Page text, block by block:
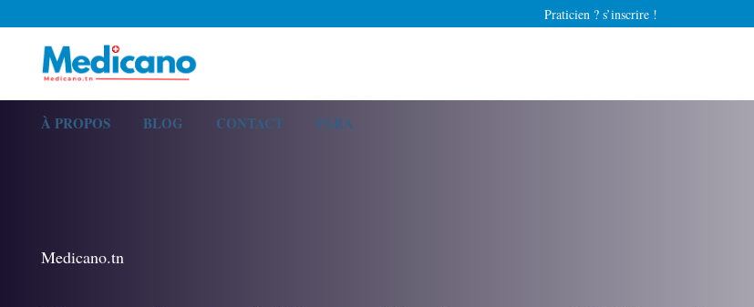
Praticien ? s’inscrire !
À PROPOS BLOG CONTACT PARA
Medicano.tn